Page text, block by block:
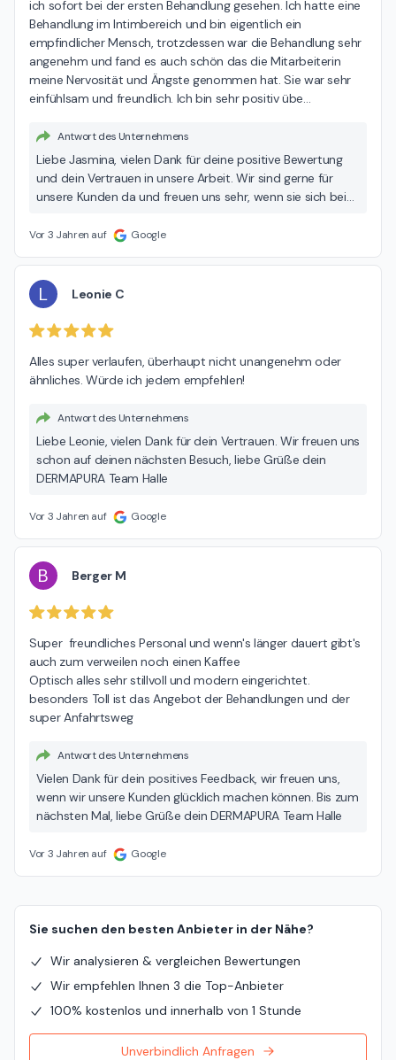
ich sofort bei der ersten Behandlung gesehen. Ich hatte eine
Behandlung im Intimbereich und bin eigentlich ein
empfindlicher Mensch, trotzdessen war die Behandlung sehr
angenehm und fand es auch schön das die Mitarbeiterin
meine Nervosität und Ängste genommen hat. Sie war sehr
einfühlsam und freundlich. Ich bin sehr positiv übe…
Antwort des Unternehmens
Liebe Jasmina, vielen Dank für deine positive Bewertung
und dein Vertrauen in unsere Arbeit. Wir sind gerne für
unsere Kunden da und freuen uns sehr, wenn sie sich bei
Team Halle
Vor 3 Jahren auf Google
L Leonie C
Alles super verlaufen, überhaupt nicht unangenehm oder
ähnliches. Würde ich jedem empfehlen!
Antwort des Unternehmens
Liebe Leonie, vielen Dank für dein Vertrauen. Wir freuen uns
schon auf deinen nächsten Besuch, liebe Grüße dein
DERMAPURA Team Halle
Vor 3 Jahren auf Google
B Berger M
Super  freundliches Personal und wenn's länger dauert gibt's
auch zum verweilen noch einen Kaffee
Optisch alles sehr stillvoll und modern eingerichtet.
besonders Toll ist das Angebot der Behandlungen und der
super Anfahrtsweg
Antwort des Unternehmens
Vielen Dank für dein positives Feedback, wir freuen uns,
wenn wir unsere Kunden glücklich machen können. Bis zum
nächsten Mal, liebe Grüße dein DERMAPURA Team Halle
Vor 3 Jahren auf Google
Sie suchen den besten Anbieter in der Nähe?
Wir analysieren & vergleichen Bewertungen
Wir empfehlen Ihnen 3 die Top-Anbieter
100% kostenlos und innerhalb von 1 Stunde
Unverbindlich Anfragen